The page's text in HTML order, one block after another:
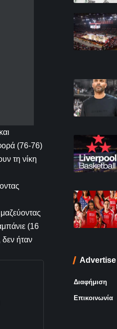
(76-76)
τη νίκη
(16
ήταν
Advertise
Διαφήμιση
Επικοινωνία